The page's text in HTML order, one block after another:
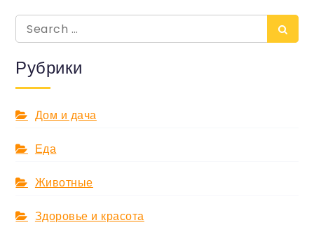
Search
for:
Рубрики
Дом и дача
Еда
Животные
Здоровье и красота